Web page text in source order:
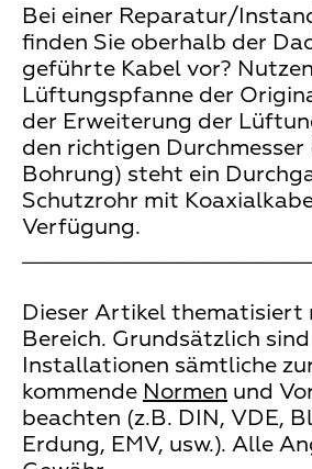
Bei einer Reparatur/
finden Sie oberhalb der
geführte Kabel vor?
Lüftungspfanne der
der Erweiterung der
den richtigen Durchmesser
Bohrung) steht ein
Schutzrohr mit
Verfügung.
Dieser Artikel thematisiert
Bereich. Grundsätzlich
Installationen sämtliche
kommende Normen und
beachten (z.B. DIN, VDE,
Erdung, EMV, usw.). Alle